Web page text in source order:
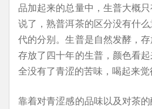
品加起来的总量中，生普大概
说了，熟普洱茶的区分没有什
代的分别。生普是自然发酵，
存放了四十年的生普，颜色看
全没有了青涩的苦味，喝起来觉
靠着对青涩感的品味以及对茶